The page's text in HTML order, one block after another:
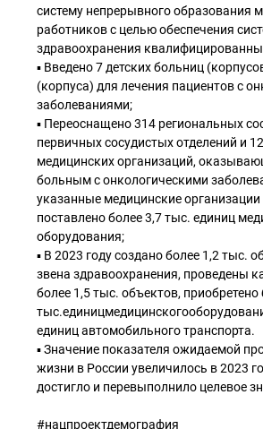
систему непрерывного образования
работников с целью обеспечения
здравоохранения
▪ Введено 7 детских больниц
(корпуса) для лечения пациентов с
заболеваниями;
▪ Переоснащено 314 региональных
первичных сосудистых отделений и
медицинских организаций,
больным с онкологическими
указанные медицинские организации
поставлено более 3,7 тыс. единиц
оборудования;
▪ В 2023 году создано более 1,2 тыс.
звена здравоохранения, проведены
более 1,5 тыс. объектов, приобретено
единиц автомобильного транспорта.
▪ Значение показателя ожидаемой
жизни в России увеличилось в 2023
достигло и перевыполнило целевое
#нацпроектдемография